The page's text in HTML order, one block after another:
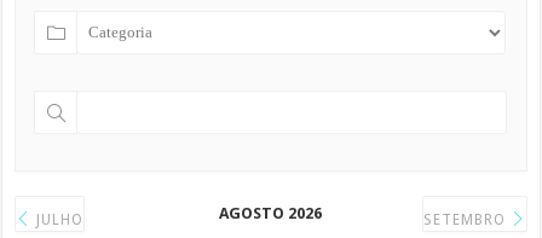
JULHO AGOSTO 2026 SETEMBRO